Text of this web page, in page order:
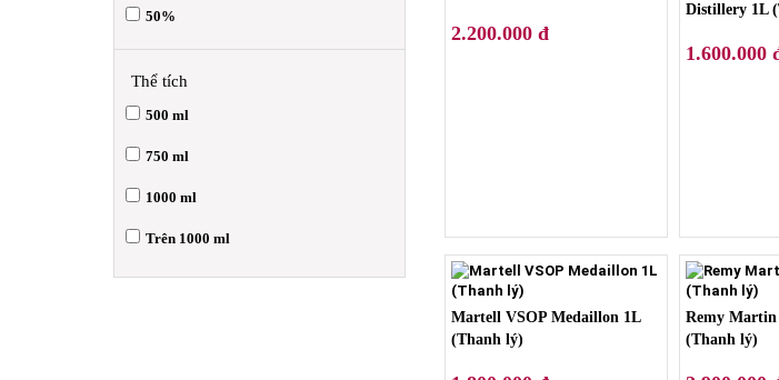
50%
Thể tích
500 ml
750 ml
1000 ml
Trên 1000 ml
2.200.000 đ
Distillery 1L
1.600.000
Martell VSOP Medaillon 1L
(Thanh lý)
Remy
(Thanh lý)